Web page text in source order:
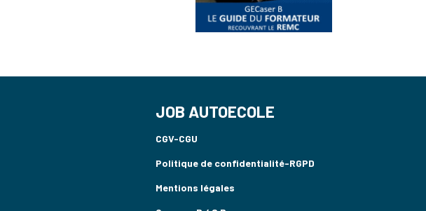
JOB AUTOECOLE
CGV-CGU
Politique de confidentialité-RGPD
Mentions légales